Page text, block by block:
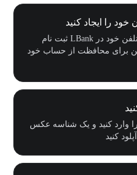
با آدرس ایمیل/شماره تلفن خود در LBank ثبت نام
برای محافظت از حساب خود
وارد کنید و یک شناسه عکس
کنید